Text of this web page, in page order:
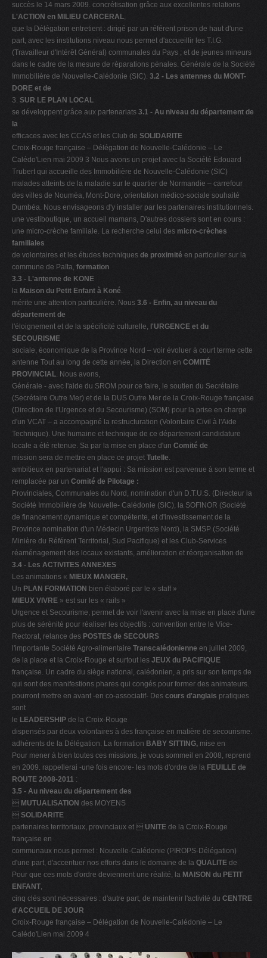
succès le 14 mars 2009. concrétisation grâce aux excellentes relations
L'ACTION en MILIEU CARCERAL,
que la Délégation entretient : dirigé par un référent prison de haut d'une
part, avec les institutions niveau nous permet d'accueillir les T.I.G.
(Travailleur d'Intérêt Général) communales du Pays ; et de jeunes mineurs
dans le cadre de la mesure de réparations pénales. Générale de la Société
Immobilière de Nouvelle-Calédonie (SIC). 3.2 - Les antennes du MONT-
DORE et de
3. SUR LE PLAN LOCAL
se développent grâce aux partenariats 3.1 - Au niveau du département de
la
efficaces avec les CCAS et les Club de SOLIDARITE
Croix-Rouge française – Délégation de Nouvelle-Calédonie – Le
Calédo'Lien mai 2009 3 Nous avons un projet avec la Société Edouard
Trubert qui accueille des Immobilière de Nouvelle-Calédonie (SIC)
malades atteints de la maladie sur le quartier de Normandie – carrefour
des villes de Nouméa, Mont-Dore, orientation médico-sociale souhaité
Dumbéa. Nous envisageons d'y installer par les partenaires institutionnels.
une vestiboutique, un accueil mamans, D'autres dossiers sont en cours :
une micro-crèche familiale. La recherche celui des micro-crèches
familiales
de volontaires et les études techniques de proximité en particulier sur la
commune de Païta, formation
3.3 - L'antenne de KONE
la Maison du Petit Enfant à Koné.
mérite une attention particulière. Nous 3.6 - Enfin, au niveau du
département de
l'éloignement et de la spécificité culturelle, l'URGENCE et du
SECOURISME
sociale, économique de la Province Nord – voir évoluer à court terme cette
antenne Tout au long de cette année, la Direction en COMITÉ
PROVINCIAL. Nous avons,
Générale - avec l'aide du SROM pour ce faire, le soutien du Secrétaire
(Secrétaire Outre Mer) et de la DUS Outre Mer de la Croix-Rouge française
(Direction de l'Urgence et du Secourisme) (SOM) pour la prise en charge
d'un VCAT – a accompagné la restructuration (Volontaire Civil à l'Aide
Technique). Une humaine et technique de ce département candidature
locale a été retenue. Sa par la mise en place d'un Comité de
mission sera de mettre en place ce projet Tutelle.
ambitieux en partenariat et l'appui : Sa mission est parvenue à son terme et
remplacée par un Comité de Pilotage :
Provinciales, Communales du Nord, nomination d'un D.T.U.S. (Directeur la
Société Immobilière de Nouvelle- Calédonie (SIC), la SOFINOR (Société
de financement dynamique et compétente, et d'investissement de la
Province nomination d'un Médecin Urgentiste Nord), la SMSP (Société
Minière du Référent Territorial, Sud Pacifique) et les Club-Services
réaménagement des locaux existants, amélioration et réorganisation de
3.4 - Les ACTIVITES ANNEXES
Les animations « MIEUX MANGER,
Un PLAN FORMATION bien élaboré par le « staff »
MIEUX VIVRE » est sur les « rails »
Urgence et Secourisme, permet de voir l'avenir avec la mise en place d'une
plus de sérénité pour réaliser les objectifs : convention entre le Vice-
Rectorat, relance des POSTES de SECOURS
l'importante Société Agro-alimentaire Transcalédonienne en juillet 2009,
de la place et la Croix-Rouge et surtout les JEUX du PACIFIQUE
française. Un cadre du siège national, calédonien, a pris sur son temps de
qui sont des manifestions phares qui congés pour former des animateurs.
pourront mettre en avant -en co-associatif- Des cours d'anglais pratiques
sont
le LEADERSHIP de la Croix-Rouge
dispensés par deux volontaires à des française en matière de secourisme.
adhérents de la Délégation. La formation BABY SITTING, mise en
Pour mener à bien toutes ces missions, je vous sommeil en 2008, reprend
en 2009. rappellerai -une fois encore- les mots d'ordre de la FEUILLE de
ROUTE 2008-2011 :
3.5 - Au niveau du département des
 MUTUALISATION des MOYENS
 SOLIDARITE
partenaires territoriaux, provinciaux et  UNITE de la Croix-Rouge
française en
communaux nous permet : Nouvelle-Calédonie (PIROPS-Délégation)
d'une part, d'accentuer nos efforts dans le domaine de la QUALITE de
Pour que ces mots d'ordre deviennent une réalité, la MAISON du PETIT
ENFANT,
cinq clés sont nécessaires : d'autre part, de maintenir l'activité du CENTRE
d'ACCUEIL DE JOUR
Croix-Rouge française – Délégation de Nouvelle-Calédonie – Le
Calédo'Lien mai 2009 4